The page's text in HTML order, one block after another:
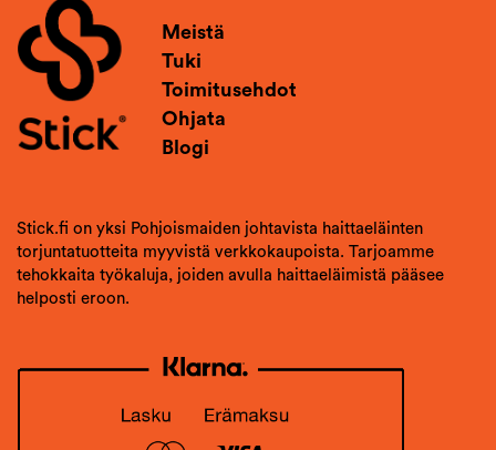
Meistä
Tuki
Toimitusehdot
Ohjata
Blogi
Stick.fi on yksi Pohjoismaiden johtavista haittaeläinten
torjuntatuotteita myyvistä verkkokaupoista. Tarjoamme
tehokkaita työkaluja, joiden avulla haittaeläimistä pääsee
helposti eroon.